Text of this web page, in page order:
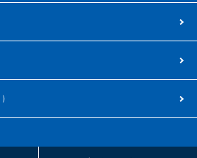
）